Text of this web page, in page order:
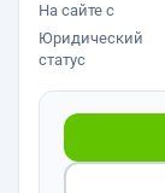
На сайте с
Юридический
статус